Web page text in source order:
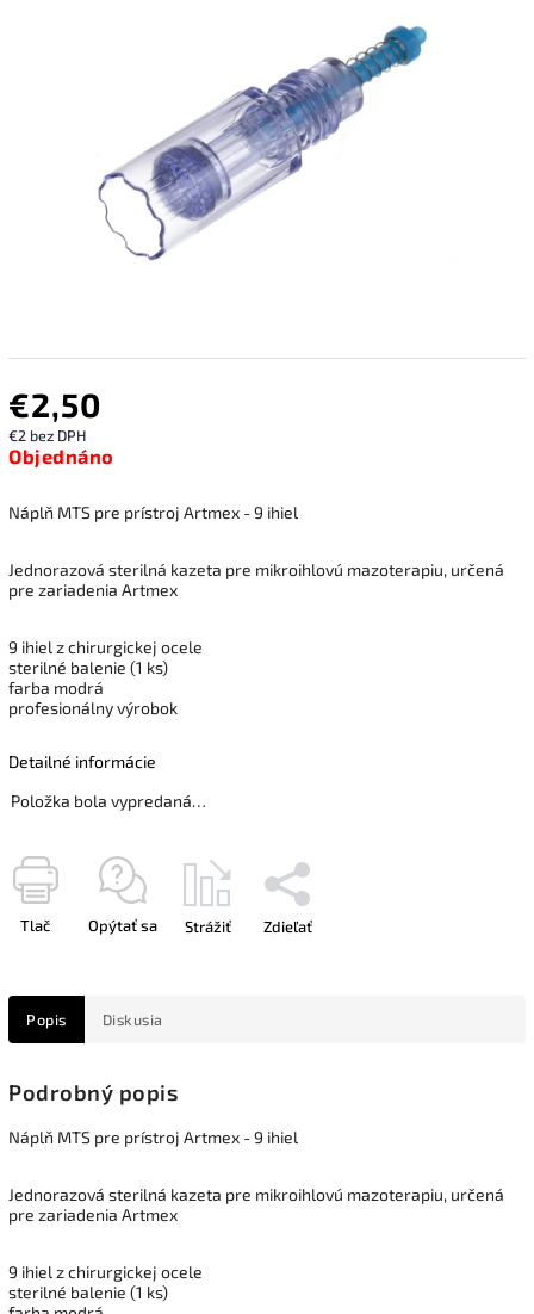
€2,50
€2 bez DPH
Objednáno
Položka bola vypredaná…
Náplň MTS pre prístroj Artmex - 9 ihiel
Jednorazová sterilná kazeta pre mikroihlovú mazoterapiu, určená
pre zariadenia Artmex
9 ihiel z chirurgickej ocele
sterilné balenie (1 ks)
farba modrá
profesionálny výrobok
Detailné informácie
Tlač Opýtať sa Strážiť Zdieľať
Popis Diskusia
Podrobný popis
Náplň MTS pre prístroj Artmex - 9 ihiel
Jednorazová sterilná kazeta pre mikroihlovú mazoterapiu, určená
pre zariadenia Artmex
9 ihiel z chirurgickej ocele
sterilné balenie (1 ks)